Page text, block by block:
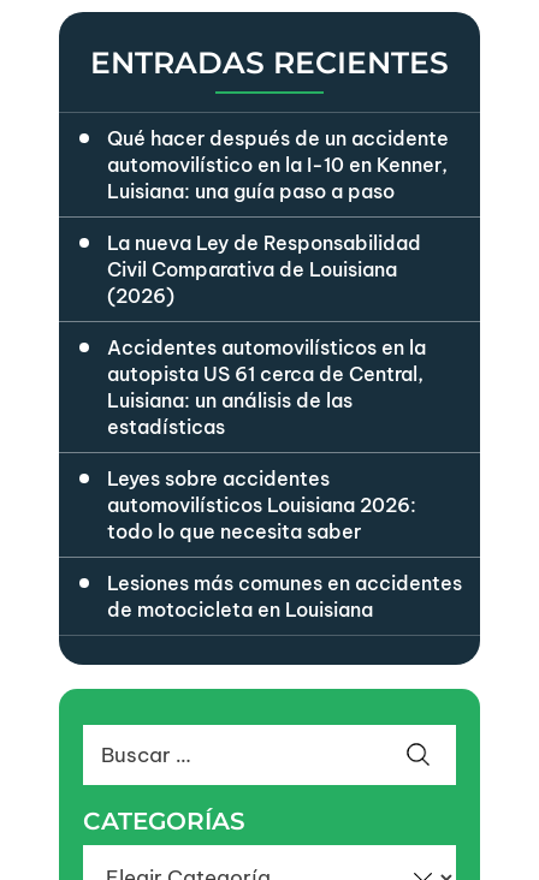
ENTRADAS RECIENTES
Qué hacer después de un accidente
automovilístico en la I-10 en Kenner,
Luisiana: una guía paso a paso
La nueva Ley de Responsabilidad
Civil Comparativa de Louisiana
(2026)
Accidentes automovilísticos en la
autopista US 61 cerca de Central,
Luisiana: un análisis de las
estadísticas
Leyes sobre accidentes
automovilísticos Louisiana 2026:
todo lo que necesita saber
Lesiones más comunes en accidentes
de motocicleta en Louisiana
CATEGORÍAS